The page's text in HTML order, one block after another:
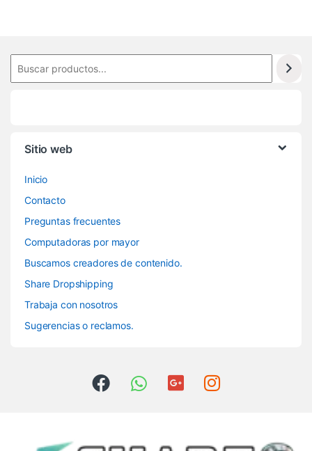
Sitio web
Inicio
Contacto
Preguntas frecuentes
Computadoras por mayor
Buscamos creadores de contenido.
Share Dropshipping
Trabaja con nosotros
Sugerencias o reclamos.